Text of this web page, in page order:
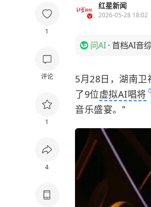
1
评论
1
4
红星新闻
2026-05-28 18:02
问AI · 首档AI音
5月28日，湖南卫
了9位虚拟AI唱将
音乐盛宴。”